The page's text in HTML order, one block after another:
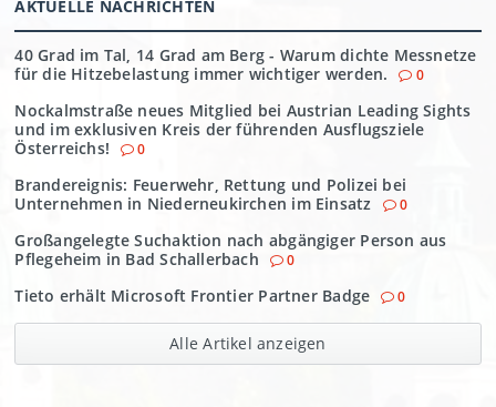
AKTUELLE NACHRICHTEN
40 Grad im Tal, 14 Grad am Berg - Warum dichte Messnetze
für die Hitzebelastung immer wichtiger werden.
0
Nockalmstraße neues Mitglied bei Austrian Leading Sights
und im exklusiven Kreis der führenden Ausflugsziele
Österreichs!
0
Brandereignis: Feuerwehr, Rettung und Polizei bei
Unternehmen in Niederneukirchen im Einsatz
0
Großangelegte Suchaktion nach abgängiger Person aus
Pflegeheim in Bad Schallerbach
0
Tieto erhält Microsoft Frontier Partner Badge 0
Alle Artikel anzeigen